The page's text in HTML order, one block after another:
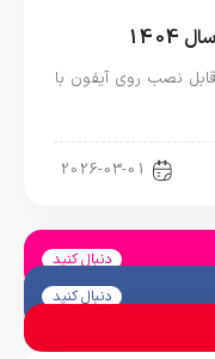
راهنمای جامع اپلیکیشن‌های فارسی iOS قابل نصب روی آیفون با
2026-03-01
دنبال کنید
دنبال کنید